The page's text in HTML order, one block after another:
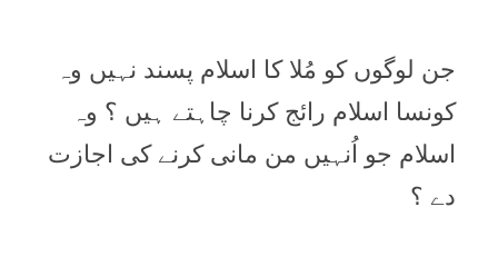
جن لوگوں کو مُلا کا اسلام پسند نہيں وہ
کونسا اسلام رائج کرنا چاہتے ہيں ؟ وہ
اسلام جو اُنہيں من مانی کرنے کی اجازت
دے ؟